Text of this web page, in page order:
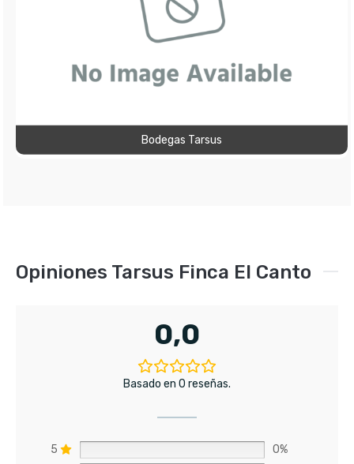
Bodegas Tarsus
Opiniones Tarsus Finca El Canto
0,0
Basado en 0 reseñas.
5
0%